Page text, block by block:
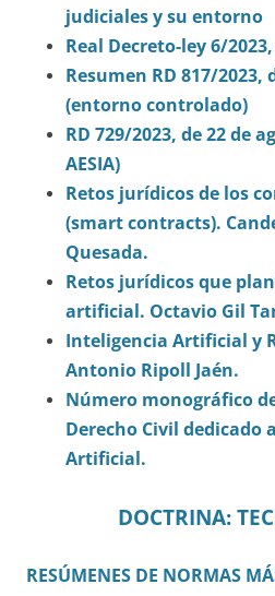
judiciales y su entorno
Real Decreto-ley 6/
Resumen RD 817/2023,
(entorno controlado)
RD 729/2023, de 22 de
AESIA)
Retos jurídicos de los
(smart contracts).
Quesada.
Retos jurídicos que
artificial. Octavio Gil
Inteligencia Artificial y
Antonio Ripoll Jaén.
Número monográfico
Derecho Civil dedicado
Artificial.
DOCTRINA:
RESÚMENES DE NORMAS